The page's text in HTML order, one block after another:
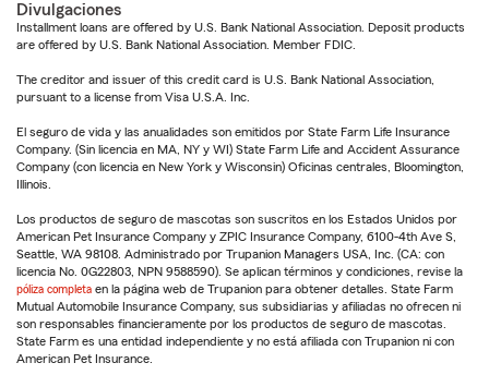
Divulgaciones
Installment loans are offered by U.S. Bank National Association. Deposit products
are offered by U.S. Bank National Association. Member FDIC.
The creditor and issuer of this credit card is U.S. Bank National Association,
pursuant to a license from Visa U.S.A. Inc.
El seguro de vida y las anualidades son emitidos por State Farm Life Insurance
Company. (Sin licencia en MA, NY y WI) State Farm Life and Accident Assurance
Company (con licencia en New York y Wisconsin) Oficinas centrales, Bloomington,
Illinois.
Los productos de seguro de mascotas son suscritos en los Estados Unidos por
American Pet Insurance Company y ZPIC Insurance Company, 6100-4th Ave S,
Seattle, WA 98108. Administrado por Trupanion Managers USA, Inc. (CA: con
licencia No. 0G22803, NPN 9588590). Se aplican términos y condiciones, revise la
póliza completa en la página web de Trupanion para obtener detalles. State Farm
Mutual Automobile Insurance Company, sus subsidiarias y afiliadas no ofrecen ni
son responsables financieramente por los productos de seguro de mascotas.
State Farm es una entidad independiente y no está afiliada con Trupanion ni con
American Pet Insurance.